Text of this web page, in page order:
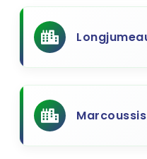
Marcoussis